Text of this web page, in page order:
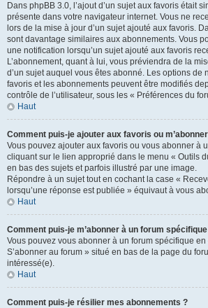
Dans phpBB 3.0, l’ajout d’un sujet aux favoris était
présente dans votre navigateur internet. Vous ne
lors de la mise à jour d’un sujet ajouté aux favoris.
sont davantage similaires aux abonnements. Vous
une notification lorsqu’un sujet ajouté aux favoris
L’abonnement, quant à lui, vous préviendra de la
d’un sujet auquel vous êtes abonné. Les options de
favoris et les abonnements peuvent être modifiés
contrôle de l’utilisateur, sous les « Préférences du
Haut
Comment puis-je ajouter aux favoris ou
Vous pouvez ajouter aux favoris ou vous abonner à
cliquant sur le lien approprié dans le menu « Outils
en bas des sujets et parfois illustré par une image.
Répondre à un sujet tout en cochant la case «
lorsqu’une réponse est publiée » équivaut à vous
Haut
Comment puis-je m’abonner à un forum
Vous pouvez vous abonner à un forum spécifique
S’abonner au forum » situé en bas de la page du
intéressé(e).
Haut
Comment puis-je résilier mes abonnements ?